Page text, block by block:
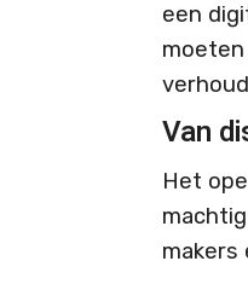
een
Van
Het
makers